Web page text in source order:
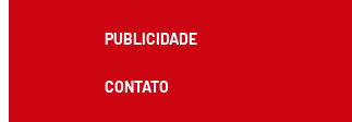
PUBLICIDADE
CONTATO